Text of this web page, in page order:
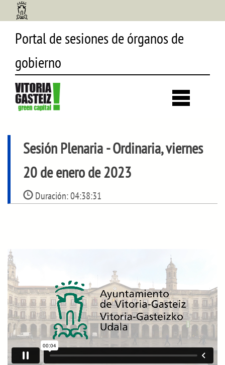
Portal de sesiones de órganos de
gobierno
Sesión Plenaria- Ordinaria, viernes
20 de enero de 2023
Duración:04:38:31